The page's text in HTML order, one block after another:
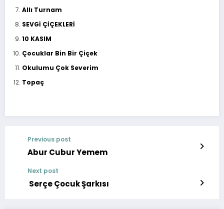
Allı Turnam
SEVGİ ÇİÇEKLERİ
10 KASIM
Çocuklar Bin Bir Çiçek
Okulumu Çok Severim
Topaç
Previous post
Abur Cubur Yemem
Next post
Serçe Çocuk Şarkısı